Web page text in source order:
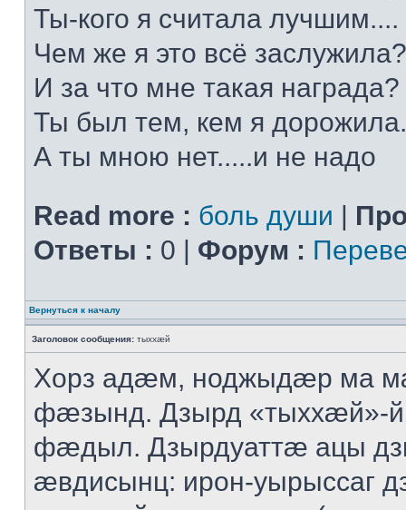
Ты-кого я считала лучшим....
Чем же я это всё заслужила?
И за что мне такая награда?
Ты был тем, кем я
А ты мною нет.....и не надо
Read more : боль души |
Ответы : 0 | Форум :
Вернуться к началу
Заголовок сообщения: тыххӕй
Хорз адӕм, ноджыдӕр ма
фӕзынд. Дзырд «тыххӕй»-
фӕдыл. Дзырдуаттӕ ацы
ӕвдисынц: ирон-уырыссаг